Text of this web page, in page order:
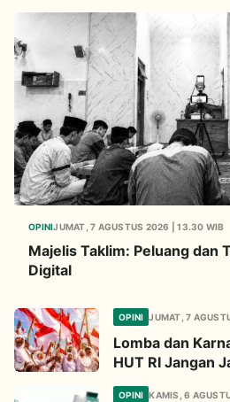
OPINIJUMAT, 7 AGUSTUS 2026 | 13.30 WIB
Majelis Taklim: Peluang dan
Digital
OPINI JUMAT, 7
Lomba dan
HUT RI Jangan
Kampanye LGBT
OPINI KAMIS, 6